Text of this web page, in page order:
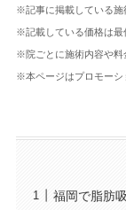
※記事に掲載している施
※記載している価格は最
※院ごとに施術内容や料
※本ページはプロモーシ
福岡で脂肪